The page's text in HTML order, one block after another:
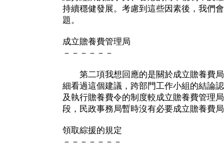
持續穩健發展。考慮到這些因素後，我們
題。
成立贍養費管理局
－－－－－－
第二項我想回應的是關於成立贍養費局
細看過這個建議，跨部門工作小組的結論
及執行贍養費令的制度較成立贍養費管理
段，民政事務局暫時沒有必要成立贍養費
領取綜援的規定
－－－－－－－